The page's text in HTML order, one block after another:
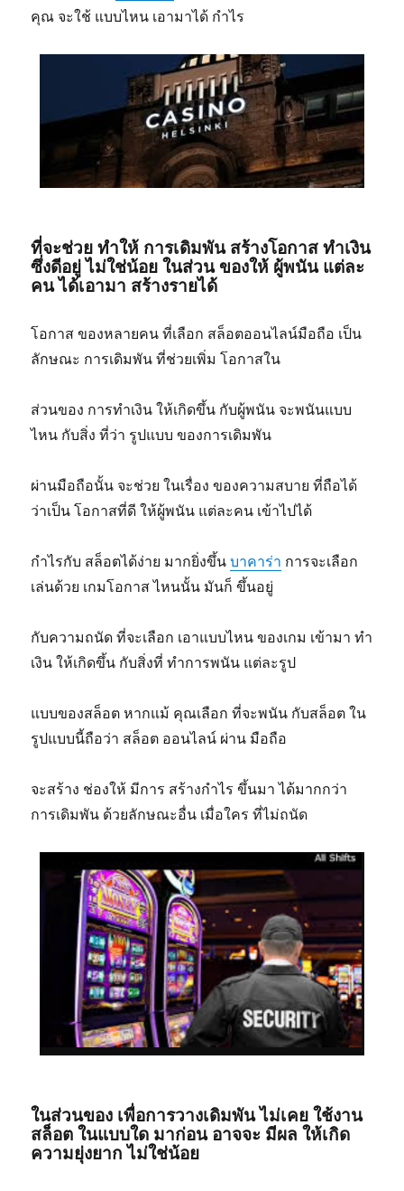
คุณ จะใช้ แบบไหน เอามาได้ กำไร
ที่จะช่วย ทำให้ การเดิมพัน สร้างโอกาส ทำเงิน
ซึ่งดีอยู่ ไม่ใช่น้อย ในส่วน ของให้ ผู้พนัน แต่ละ
คน ได้เอามา สร้างรายได้
โอกาส ของหลายคน ที่เลือก สล็อตออนไลน์มือถือ เป็น
ลักษณะ การเดิมพัน ที่ช่วยเพิ่ม โอกาสใน
ส่วนของ การทำเงิน ให้เกิดขึ้น กับผู้พนัน จะพนันแบบ
ไหน กับสิ่ง ที่ว่า รูปแบบ ของการเดิมพัน
ผ่านมือถือนั้น จะช่วย ในเรื่อง ของความสบาย ที่ถือได้
ว่าเป็น โอกาสที่ดี ให้ผู้พนัน แต่ละคน เข้าไปได้
กำไรกับ สล็อตได้ง่าย มากยิ่งขึ้นบาคาร่า การจะเลือก
เล่นด้วย เกมโอกาส ไหนนั้น มันก็ ขึ้นอยู่
กับความถนัด ที่จะเลือก เอาแบบไหน ของเกม เข้ามา ทำ
เงิน ให้เกิดขึ้น กับสิ่งที่ ทำการพนัน แต่ละรูป
แบบของสล็อต หากแม้ คุณเลือก ที่จะพนัน กับสล็อต ใน
รูปแบบนี้ถือว่า สล็อต ออนไลน์ ผ่าน มือถือ
จะสร้าง ช่องให้ มีการ สร้างกำไร ขึ้นมา ได้มากกว่า
การเดิมพัน ด้วยลักษณะอื่น เมื่อใคร ที่ไม่ถนัด
ในส่วนของ เพื่อการวางเดิมพัน ไม่เคย ใช้งาน
สล็อต ในแบบใด มาก่อน อาจจะ มีผล ให้เกิด
ความยุ่งยาก ไม่ใช่น้อย